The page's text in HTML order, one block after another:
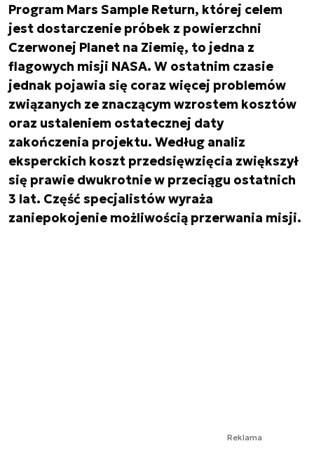
Program Mars Sample Return, której celem
jest dostarczenie próbek z powierzchni
Czerwonej Planet na Ziemię, to jedna z
flagowych misji NASA. W ostatnim czasie
jednak pojawia się coraz więcej problemów
związanych ze znaczącym wzrostem kosztów
oraz ustaleniem ostatecznej daty
zakończenia projektu. Według analiz
eksperckich koszt przedsięwzięcia zwiększył
się prawie dwukrotnie w przeciągu ostatnich
3 lat. Część specjalistów wyraża
zaniepokojenie możliwością przerwania misji.
Reklama